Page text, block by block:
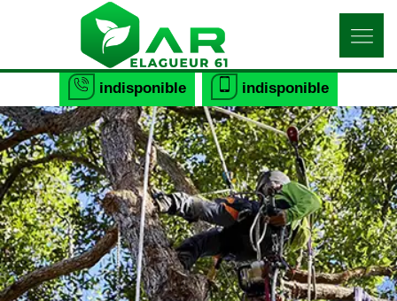
indisponible indisponible